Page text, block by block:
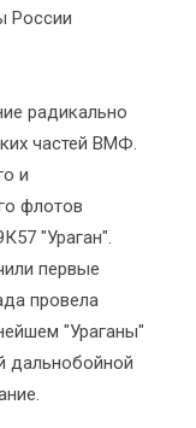
России
радикально
частей ВМФ.
и
флотов
"Ураган".
первые
провела
"Ураганы"
дальнобойной